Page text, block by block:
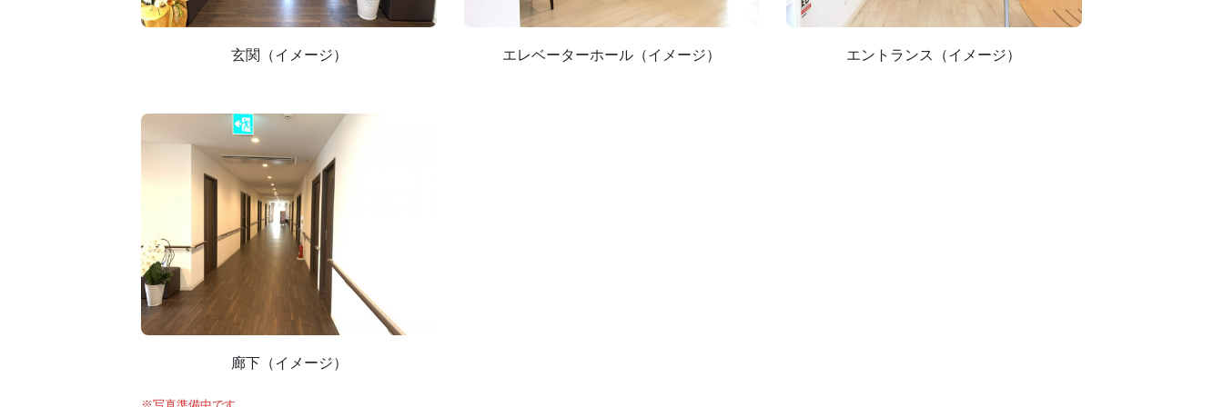
玄関（イメージ） エレベーターホール（イメージ） エントランス（イメージ）
廊下（イメージ）